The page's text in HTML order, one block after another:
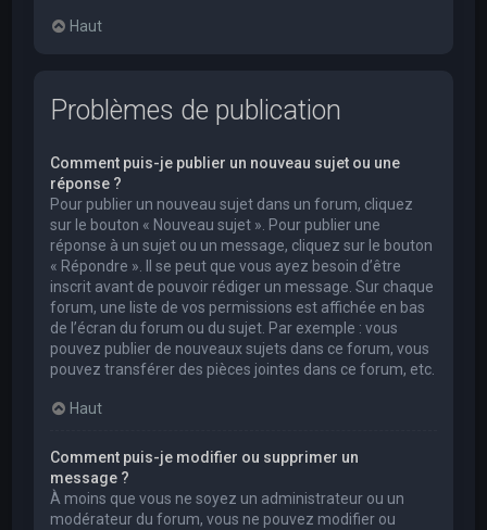
Haut
Problèmes de publication
Comment puis-je publier un nouveau sujet ou une
réponse ?
Pour publier un nouveau sujet dans un forum, cliquez
sur le bouton « Nouveau sujet ». Pour publier une
réponse à un sujet ou un message, cliquez sur le bouton
« Répondre ». Il se peut que vous ayez besoin d’être
inscrit avant de pouvoir rédiger un message. Sur chaque
forum, une liste de vos permissions est affichée en bas
de l’écran du forum ou du sujet. Par exemple : vous
pouvez publier de nouveaux sujets dans ce forum, vous
pouvez transférer des pièces jointes dans ce forum, etc.
Haut
Comment puis-je modifier ou supprimer un
message ?
À moins que vous ne soyez un administrateur ou un
modérateur du forum, vous ne pouvez modifier ou